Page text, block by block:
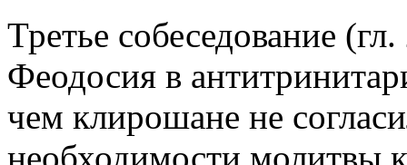
Третье собеседование
Феодосия в
чем клирошане не
необходимости молитвы